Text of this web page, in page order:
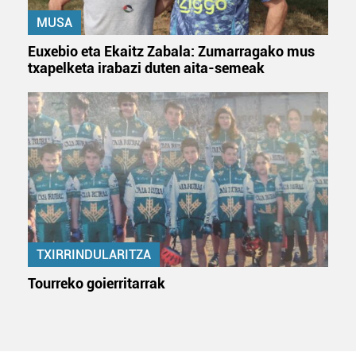
irakurri
MUSA
Euxebio eta Ekaitz Zabala: Zumarragako mus
txapelketa irabazi duten aita-semeak
TXIRRINDULARITZA
Tourreko goierritarrak